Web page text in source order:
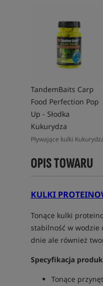
TandemBaits Carp
Food Perfection Pop
Up - Słodka
Kukurydza
Pływające kulki
OPIS TOWARU
KULKI
Tonące kulki
stabilność w wodzie
dnie ale również
Specyfikacja
Tonące